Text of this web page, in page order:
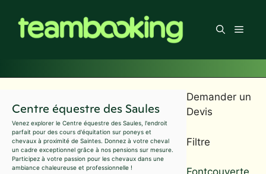
contenu
Menu
Centre équestre des Saules
Venez explorer le Centre équestre des Saules, l'endroit
parfait pour des cours d'équitation sur poneys et
chevaux à proximité de Saintes. Donnez à votre cheval
un cadre exceptionnel grâce à nos pensions sur mesure.
Participez à votre passion pour les chevaux dans une
ambiance chaleureuse et professionnelle !
Demander un
Devis
Filtre
Fontcouverte